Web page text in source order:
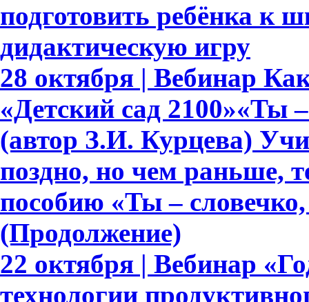
подготовить ребёнка к
дидактическую игру
28 октября | Вебинар
«Детский сад 2100»«Ты
(автор З.И. Курцева)
поздно, но чем раньше,
пособию «Ты –
(Продолжение)
22 октября | Вебинар
технологии